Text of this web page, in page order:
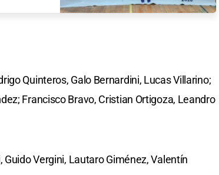
Quinteros, Galo Bernardini, Lucas Villarino;
Francisco Bravo, Cristian Ortigoza, Leandro
Vergini, Lautaro Giménez, Valentín